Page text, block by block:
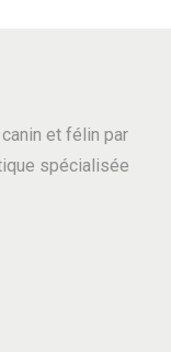
et félin par
spécialisée